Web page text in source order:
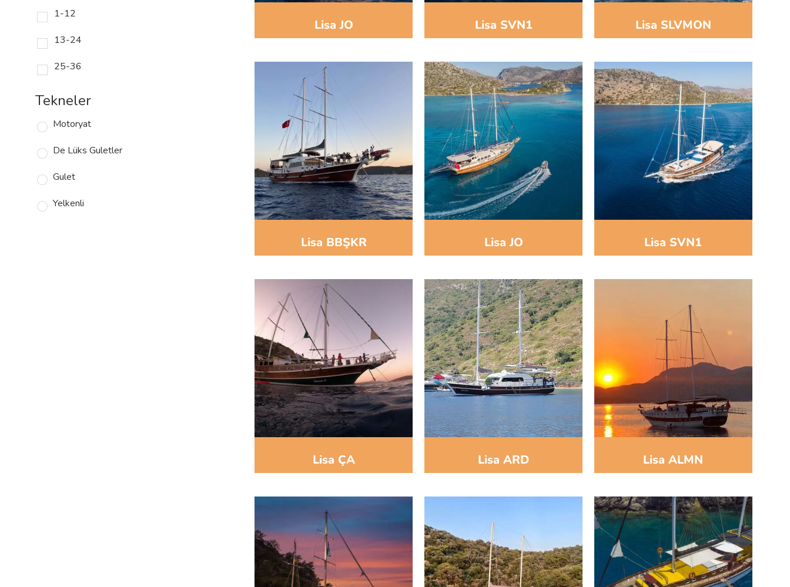
1-12
13-24
25-36
Tekneler
Motoryat
De Lüks Guletler
Gulet
Yelkenli
Lisa JO Lisa SVN1 Lisa SLVMON
Lisa BBŞKR Lisa JO Lisa SVN1
Lisa ÇA Lisa ARD Lisa ALMN